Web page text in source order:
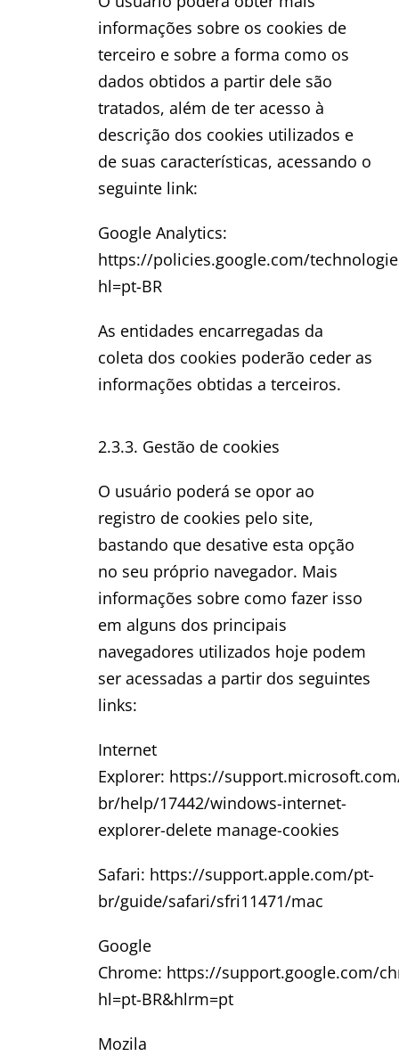
informações sobre os cookies de
terceiro e sobre a forma como os
dados obtidos a partir dele são
tratados, além de ter acesso à
descrição dos cookies utilizados e
de suas características, acessando o
seguinte link:
Google Analytics:
https://policies.google.com/
hl=pt-BR
As entidades encarregadas da
coleta dos cookies poderão ceder as
informações obtidas a terceiros.
2.3.3. Gestão de cookies
O usuário poderá se opor ao
registro de cookies pelo site,
bastando que desative esta opção
no seu próprio navegador. Mais
informações sobre como fazer isso
em alguns dos principais
navegadores utilizados hoje podem
ser acessadas a partir dos seguintes
links:
Internet
Explorer: https://
br/help/17442/windows-internet-
explorer-delete manage-cookies
Safari: https://support.apple.com/pt-
br/guide/safari/sfri11471/mac
Google
Chrome: https://support.google.com/
hl=pt-BR&hlrm=pt
Mozila